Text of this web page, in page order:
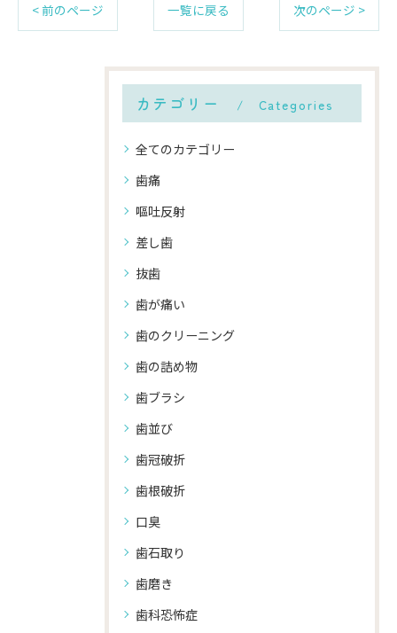
< 前のページ 一覧に戻る 次のページ >
カテゴリー Categories
全てのカテゴリー
歯痛
嘔吐反射
差し歯
抜歯
歯が痛い
歯のクリーニング
歯の詰め物
歯ブラシ
歯並び
歯冠破折
歯根破折
口臭
歯石取り
歯磨き
歯科恐怖症